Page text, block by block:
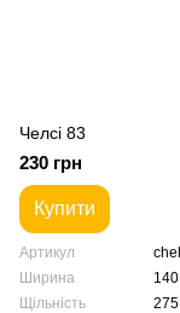
Челсі 83
230 грн
Купити
Артикул
Ширина
Щільність
275